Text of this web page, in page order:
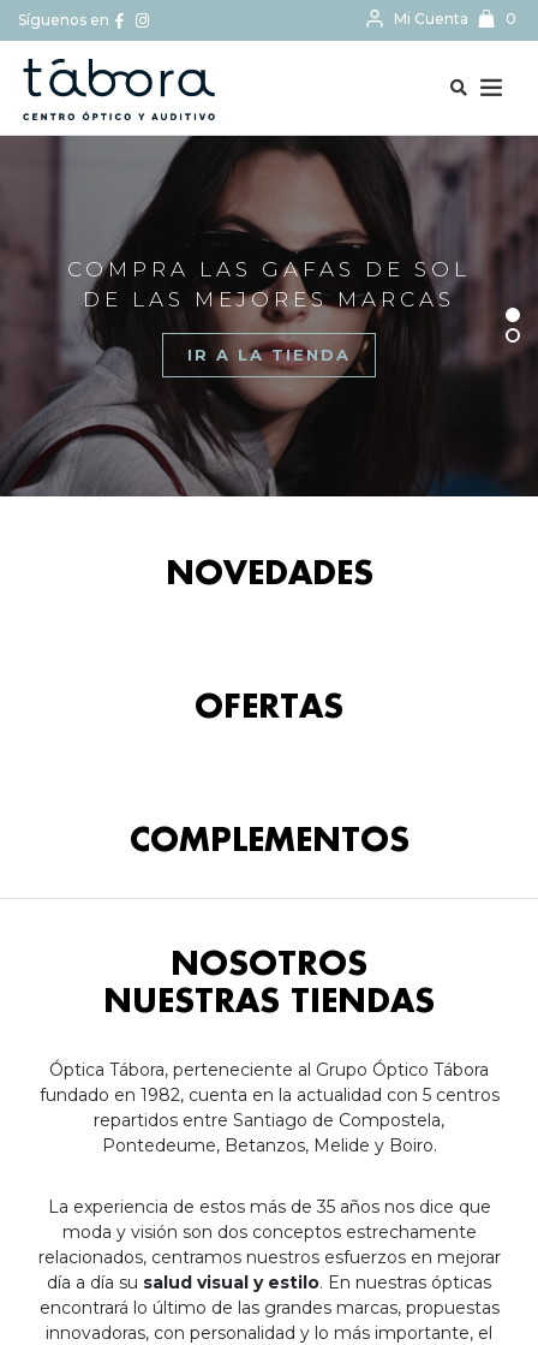
Síguenos en Mi Cuenta 0
COMPRA LAS GAFAS DE SOL
DE LAS MEJORES MARCAS
IR A LA TIENDA
NOVEDADES
OFERTAS
COMPLEMENTOS
NOSOTROS
NUESTRAS TIENDAS
Óptica Tábora, perteneciente al Grupo Óptico Tábora
fundado en 1982, cuenta en la actualidad con 5 centros
repartidos entre Santiago de Compostela,
Pontedeume, Betanzos, Melide y Boiro.
La experiencia de estos más de 35 años nos dice que
moda y visión son dos conceptos estrechamente
relacionados, centramos nuestros esfuerzos en mejorar
día a día su salud visual y estilo. En nuestras ópticas
encontrará lo último de las grandes marcas, propuestas
innovadoras, con personalidad y lo más importante, el